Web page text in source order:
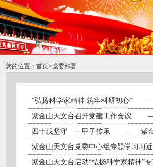
您的位置： 首页>党委部署
“弘扬科学家精神 筑牢科研初心”
紫金山天文台召开党建工作会议
四十载坚守 一甲子传承 ——紫金
紫金山天文台党委中心组专题学习习
紫金山天文台启动“弘扬科学家精神”